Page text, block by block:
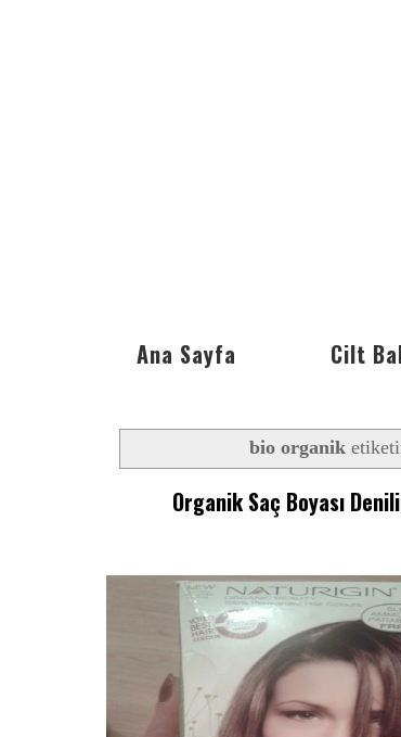
Ana Sayfa Cilt
bio organik
Organik Saç Boyası